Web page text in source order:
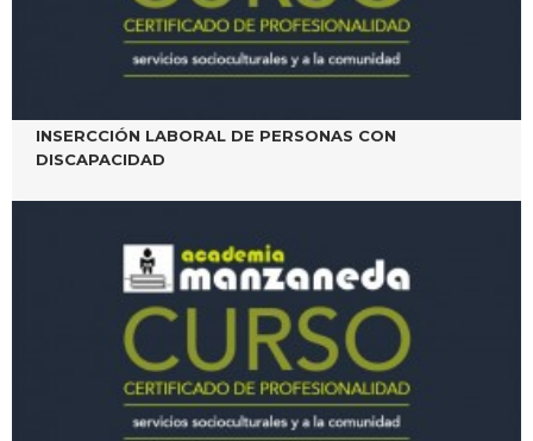
INSERCCIÓN LABORAL DE PERSONAS CON
DISCAPACIDAD